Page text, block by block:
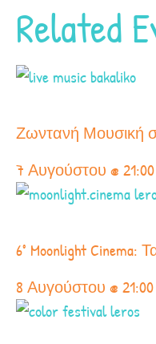
Related
Ζωντανή Μουσική
7 Αυγούστου @ 21:00
6° Moonlight Cinema:
8 Αυγούστου @ 21:00